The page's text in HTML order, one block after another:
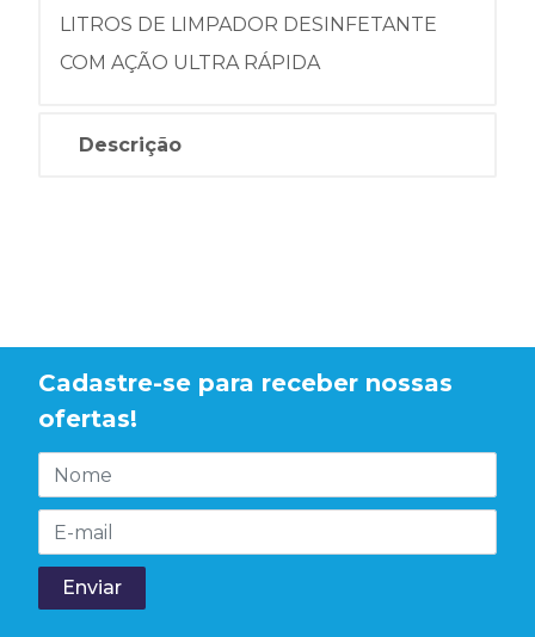
LITROS DE LIMPADOR DESINFETANTE
COM AÇÃO ULTRA RÁPIDA
Descrição
Cadastre-se para receber nossas
ofertas!